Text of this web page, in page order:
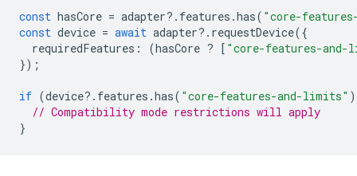
const hasCore = adapter? . features .has( "core-
const device = await adapter? . requestDevice({
requiredFeatures : (hasCore ? [ "core-features-
});
if (device? . features .has( "core-features-and-limits"
// Compatibility mode restrictions will apply
}